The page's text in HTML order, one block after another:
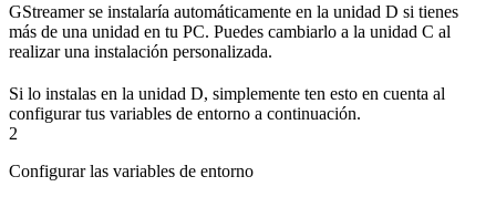
GStreamer se instalaría automáticamente en la unidad D si tienes
más de una unidad en tu PC. Puedes cambiarlo a la unidad C al
realizar una instalación personalizada.
Si lo instalas en la unidad D, simplemente ten esto en cuenta al
configurar tus variables de entorno a continuación.
2
Configurar las variables de entorno